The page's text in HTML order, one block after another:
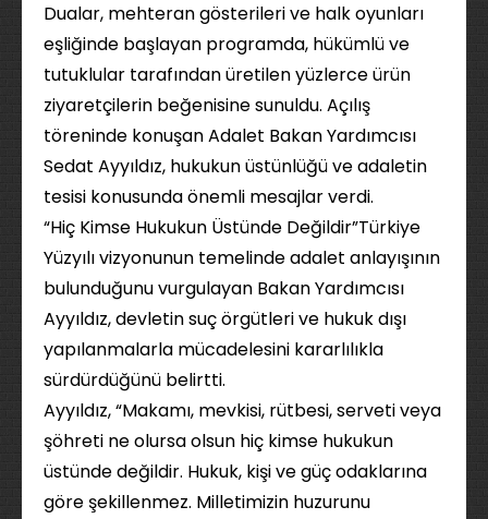
Dualar, mehteran gösterileri ve halk oyunları
eşliğinde başlayan programda, hükümlü ve
tutuklular tarafından üretilen yüzlerce ürün
ziyaretçilerin beğenisine sunuldu. Açılış
töreninde konuşan Adalet Bakan Yardımcısı
Sedat Ayyıldız, hukukun üstünlüğü ve adaletin
tesisi konusunda önemli mesajlar verdi.
“Hiç Kimse Hukukun Üstünde Değildir”Türkiye
Yüzyılı vizyonunun temelinde adalet anlayışının
bulunduğunu vurgulayan Bakan Yardımcısı
Ayyıldız, devletin suç örgütleri ve hukuk dışı
yapılanmalarla mücadelesini kararlılıkla
sürdürdüğünü belirtti.
Ayyıldız, “Makamı, mevkisi, rütbesi, serveti veya
şöhreti ne olursa olsun hiç kimse hukukun
üstünde değildir. Hukuk, kişi ve güç odaklarına
göre şekillenmez. Milletimizin huzurunu